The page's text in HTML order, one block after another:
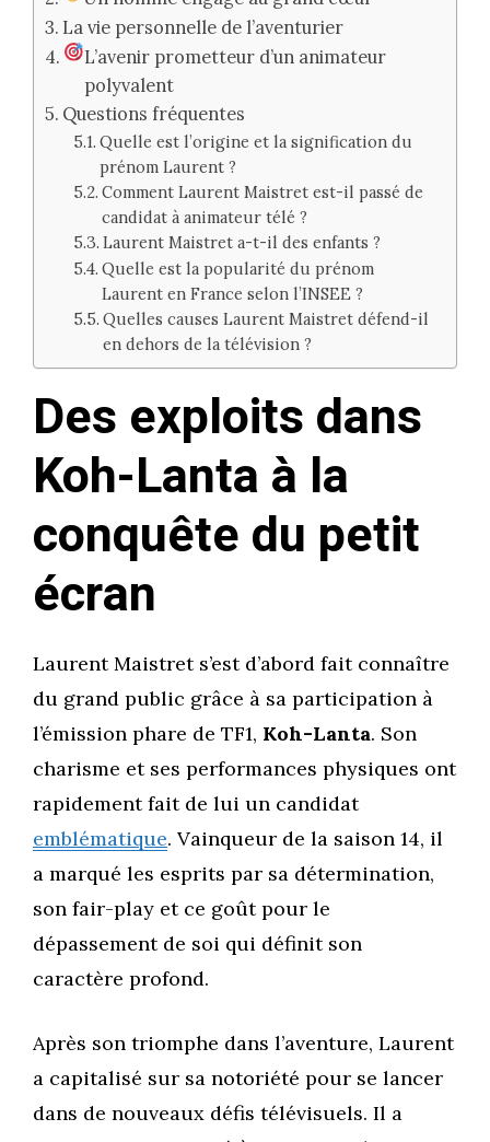
La vie personnelle de l’aventurier
L’avenir prometteur d’un animateur
polyvalent
Questions fréquentes
Quelle est l’origine et la signification du
prénom Laurent ?
Comment Laurent Maistret est-il passé de
candidat à animateur télé ?
Laurent Maistret a-t-il des enfants ?
Quelle est la popularité du prénom
Laurent en France selon l’INSEE ?
Quelles causes Laurent Maistret défend-il
en dehors de la télévision ?
Des exploits dans
Koh-Lanta à la
conquête du petit
écran
Laurent Maistret s’est d’abord fait connaître
du grand public grâce à sa participation à
l’émission phare de TF1, Koh-Lanta. Son
charisme et ses performances physiques ont
rapidement fait de lui un candidat
emblématique. Vainqueur de la saison 14, il
a marqué les esprits par sa détermination,
son fair-play et ce goût pour le
dépassement de soi qui définit son
caractère profond.
Après son triomphe dans l’aventure, Laurent
a capitalisé sur sa notoriété pour se lancer
dans de nouveaux défis télévisuels. Il a